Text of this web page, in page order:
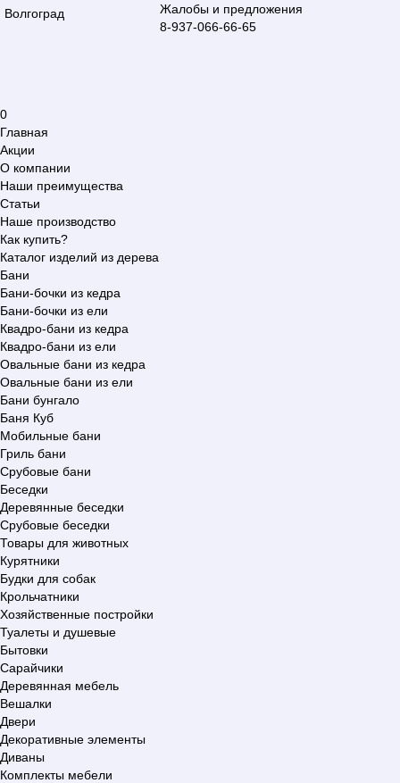
Волгоград
Жалобы и предложения
8-937-066-66-65
0
Главная
Акции
О компании
Наши преимущества
Статьи
Наше производство
Как купить?
Каталог изделий из дерева
Бани
Бани-бочки из кедра
Бани-бочки из ели
Квадро-бани из кедра
Квадро-бани из ели
Овальные бани из кедра
Овальные бани из ели
Бани бунгало
Баня Куб
Мобильные бани
Гриль бани
Срубовые бани
Беседки
Деревянные беседки
Срубовые беседки
Товары для животных
Курятники
Будки для собак
Крольчатники
Хозяйственные постройки
Туалеты и душевые
Бытовки
Сарайчики
Деревянная мебель
Вешалки
Двери
Декоративные элементы
Диваны
Комплекты мебели